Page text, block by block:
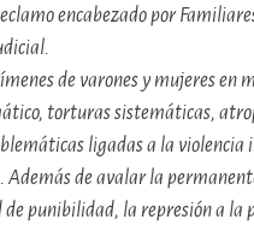
encabezado por
de varones y mujeres en
torturas sistemáticas,
ligadas a la
de avalar la
de punibilidad, la represión a